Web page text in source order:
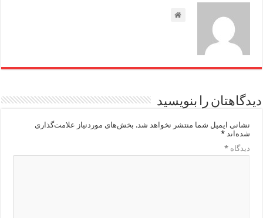
دیدگاهتان را بنویسید
نشانی ایمیل شما منتشر نخواهد شد. بخش‌های موردنیاز علامت‌گذاری
شده‌اند*
دیدگاه*